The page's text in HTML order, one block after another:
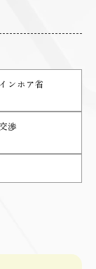
ンホア省
渉